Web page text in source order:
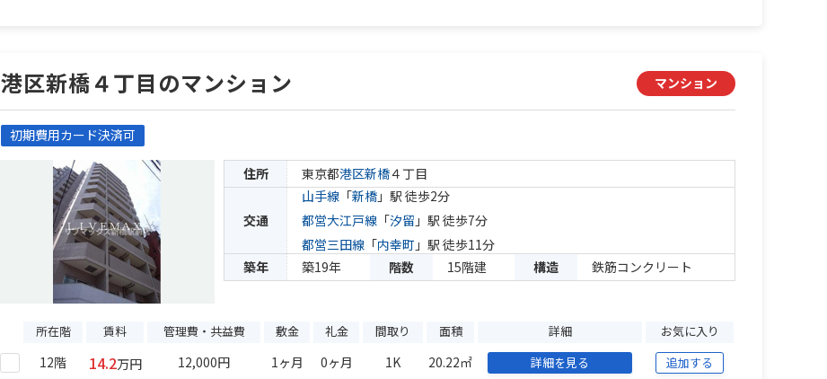
港区新橋４丁目のマンション マンション
初期費用カード決済可
住所 東京都港区新橋４丁目
交通
山手線 「新橋 」駅 徒歩2分
都営大江戸線 「汐留 」駅 徒歩7分
都営三田線 「内幸町 」駅 徒歩11分
築年
築19年 階数 15階建 構造 鉄筋コンクリート
所在階 賃料 管理費・共益費 敷金 礼金 間取り 面積 詳細 お気に入り
12階 14.2万円 12,000円 1ヶ月 0ヶ月 1K 20.22㎡ 詳細を見る 追加する